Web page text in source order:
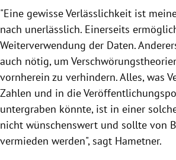
"Eine gewisse Verlässlichkeit ist
nach unerlässlich. Einerseits
Weiterverwendung der Daten.
auch nötig, um
vornherein zu verhindern. Alles, was
Zahlen und in die
untergraben könnte, ist in einer
nicht wünschenswert und sollte von
vermieden werden", sagt Hametner.